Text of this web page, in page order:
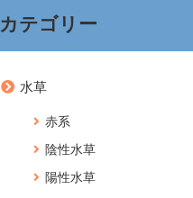
カテゴリー
水草
赤系
陰性水草
陽性水草